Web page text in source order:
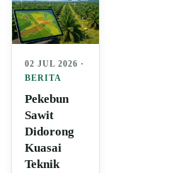
02 JUL 2026 ·
BERITA
Pekebun
Sawit
Didorong
Kuasai
Teknik